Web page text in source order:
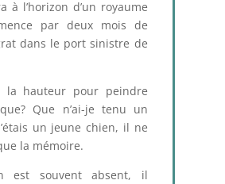
à l’horizon d’un royaume
par deux mois de
dans le port sinistre de
la hauteur pour peindre
Que n’ai-je tenu un
un jeune chien, il ne
la mémoire.
est souvent absent, il